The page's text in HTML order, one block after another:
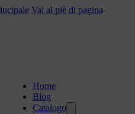
Vai al piè di pagina
Home
Blog
Catalogo